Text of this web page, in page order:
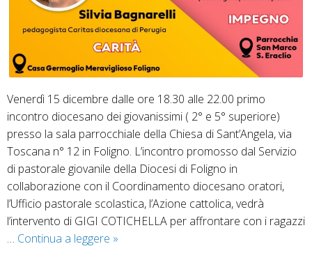
Venerdì 15 dicembre dalle ore 18.30 alle 22.00 primo
incontro diocesano dei giovanissimi ( 2° e 5° superiore)
presso la sala parrocchiale della Chiesa di Sant’Angela, via
Toscana n° 12 in Foligno. L’incontro promosso dal Servizio
di pastorale giovanile della Diocesi di Foligno in
collaborazione con il Coordinamento diocesano oratori,
l’Ufficio pastorale scolastica, l’Azione cattolica, vedrà
l’intervento di GIGI COTICHELLA per affrontare con i ragazzi
… Continua a leggere Chiesa
»